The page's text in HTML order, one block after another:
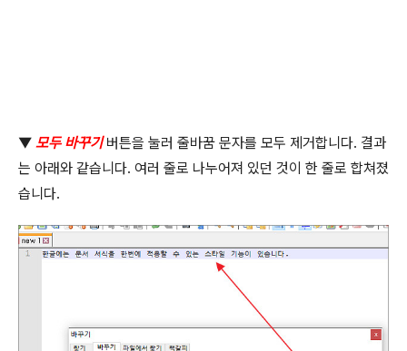
▼ 모두 바꾸기 버튼을 눌러 줄바꿈 문자를 모두 제거합니다. 결과
는 아래와 같습니다. 여러 줄로 나누어져 있던 것이 한 줄로 합쳐졌
습니다.